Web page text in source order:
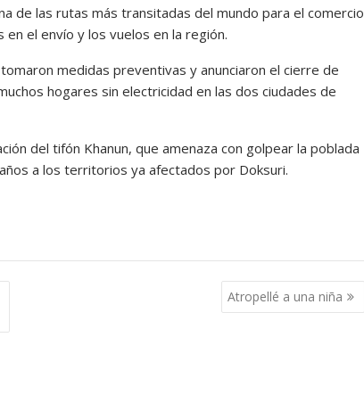
de las rutas más transitadas del mundo para el comercio
el envío y los vuelos en la región.
medidas preventivas y anunciaron el cierre de
hogares sin electricidad en las dos ciudades de
del tifón Khanun, que amenaza con golpear la poblada
a los territorios ya afectados por Doksuri.
Atropellé a una niña